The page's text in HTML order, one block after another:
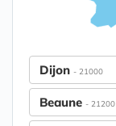
Dijon - 21000
Beaune - 21200